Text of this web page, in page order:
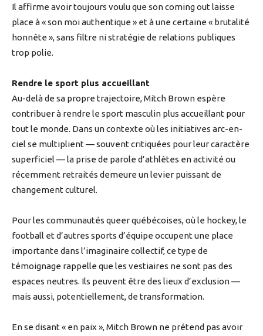
Il affirme avoir toujours voulu que son coming out laisse
place à « son moi authentique » et à une certaine « brutalité
honnête », sans filtre ni stratégie de relations publiques
trop polie.
Rendre le sport plus accueillant
Au-delà de sa propre trajectoire, Mitch Brown espère
contribuer à rendre le sport masculin plus accueillant pour
tout le monde. Dans un contexte où les initiatives arc-en-
ciel se multiplient — souvent critiquées pour leur caractère
superficiel — la prise de parole d’athlètes en activité ou
récemment retraités demeure un levier puissant de
changement culturel.
Pour les communautés queer québécoises, où le hockey, le
football et d’autres sports d’équipe occupent une place
importante dans l’imaginaire collectif, ce type de
témoignage rappelle que les vestiaires ne sont pas des
espaces neutres. Ils peuvent être des lieux d’exclusion —
mais aussi, potentiellement, de transformation.
En se disant « en paix », Mitch Brown ne prétend pas avoir